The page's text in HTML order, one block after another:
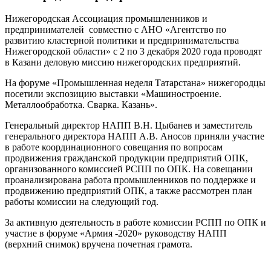
Нижегородская Ассоциация промышленников и
предпринимателей совместно с АНО «Агентство по
развитию кластерной политики и предпринимательства
Нижегородской области» с 2 по 3 декабря 2020 года проводят
в Казани деловую миссию нижегородских предприятий.
На форуме «Промышленная неделя Татарстана» нижегородцы
посетили экспозицию выставки «Машиностроение.
Металлообработка. Сварка. Казань».
Генеральный директор НАПП В.Н. Цыбанев и заместитель
генерального директора НАПП А.В. Аносов приняли участие
в работе координационного совещания по вопросам
продвижения гражданской продукции предприятий ОПК,
организованного комиссией РСПП по ОПК. На совещании
проанализирована работа промышленников по поддержке и
продвижению предприятий ОПК, а также рассмотрен план
работы комиссии на следующий год.
За активную деятельность в работе комиссии РСПП по ОПК и
участие в форуме «Армия -2020» руководству НАПП
(верхний снимок) вручена почетная грамота.